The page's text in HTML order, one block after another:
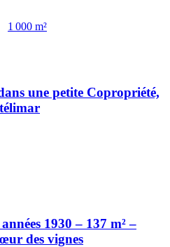
1 000 m²
une petite Copropriété,
1930 – 137 m² –
des vignes